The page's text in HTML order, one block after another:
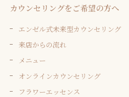
カウンセリングをご希望の方へ
エンゼル式未来型カウンセリング
来店からの流れ
メニュー
オンラインカウンセリング
フラワーエッセンス